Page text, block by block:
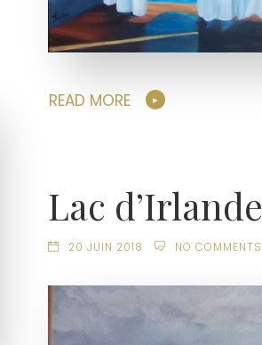
READ MORE
Lac d’Irlande
20 JUIN 2018 NO COMMENTS